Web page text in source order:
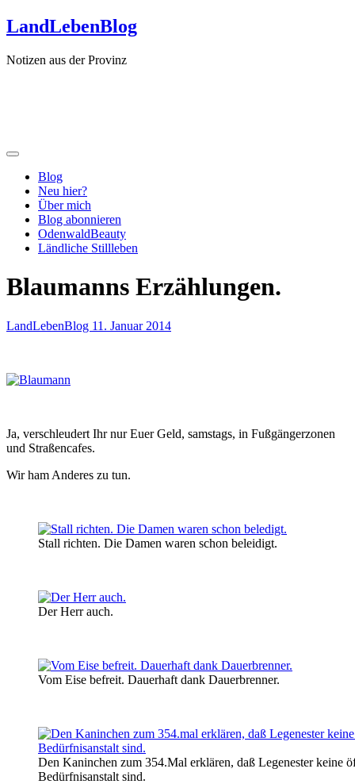
Zum
Inhalt
LandLebenBlog
Notizen aus der Provinz
Blog
Neu hier?
Über mich
Blog abonnieren
OdenwaldBeauty
Ländliche Stillleben
Blaumanns Erzählungen.
LandLebenBlog 11. Januar 2014
Ja, verschleudert Ihr nur Euer Geld, samstags, in Fußgängerzonen
und Straßencafes.
Wir ham Anderes zu tun.
Stall richten. Die Damen waren schon beleidigt.
Der Herr auch.
Vom Eise befreit. Dauerhaft dank Dauerbrenner.
Den Kaninchen zum 354.Mal erklären, daß Legenester keine
Bedürfnisanstalt sind.